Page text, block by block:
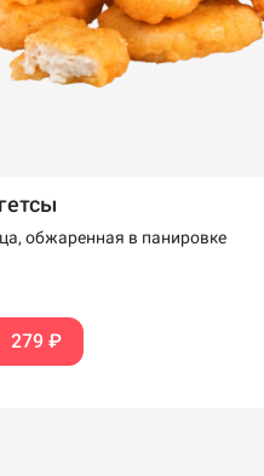
обжаренная в панировке
279 ₽